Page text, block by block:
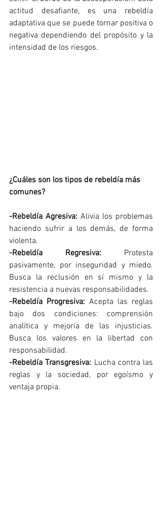
actitud desafiante, es una rebeldía
adaptativa que se puede tornar positiva o
negativa dependiendo del propósito y la
intensidad de los riesgos.
¿Cuáles son los tipos de rebeldía más
comunes?
-Rebeldía Agresiva: Alivia los problemas
haciendo sufrir a los demás, de forma
violenta.
-Rebeldía Regresiva: Protesta
pasivamente, por inseguridad y miedo.
Busca la reclusión en sí mismo y la
resistencia a nuevas responsabilidades.
-Rebeldía Progresiva: Acepta las reglas
bajo dos condiciones: comprensión
analítica y mejoría de las injusticias.
Busca los valores en la libertad con
responsabilidad.
-Rebeldía Transgresiva: Lucha contra las
reglas y la sociedad, por egoísmo y
ventaja propia.